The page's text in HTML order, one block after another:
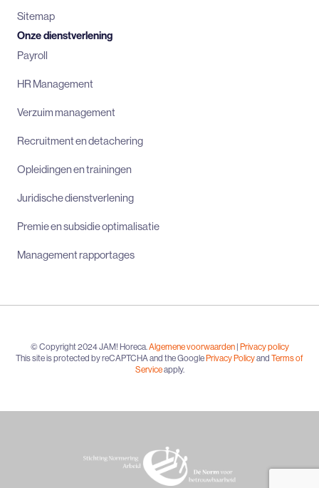
Sitemap
Onze dienstverlening
Payroll
HR Management
Verzuim management
Recruitment en detachering
Opleidingen en trainingen
Juridische dienstverlening
Premie en subsidie optimalisatie
Management rapportages
© Copyright 2024 JAM! Horeca. Algemene voorwaarden| Privacy policy
This site is protected by reCAPTCHA and the GooglePrivacy Policyand Terms of
Serviceapply.